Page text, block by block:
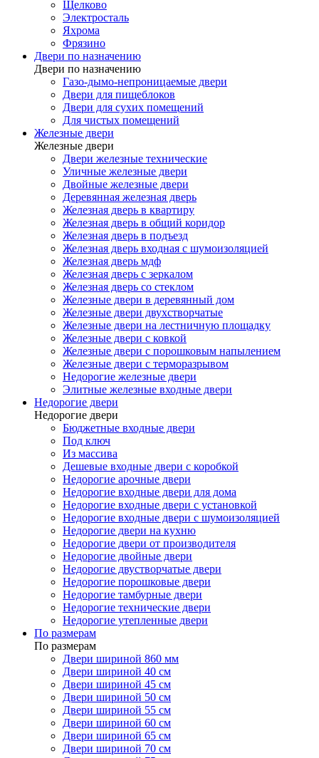
Щелково
Электросталь
Яхрома
Фрязино
Двери по назначению
Двери по назначению
Газо-дымо-непроницаемые двери
Двери для пищеблоков
Двери для сухих помещений
Для чистых помещений
Железные двери
Железные двери
Двери железные технические
Уличные железные двери
Двойные железные двери
Деревянная железная дверь
Железная дверь в квартиру
Железная дверь в общий коридор
Железная дверь в подъезд
Железная дверь входная с шумоизоляцией
Железная дверь мдф
Железная дверь с зеркалом
Железная дверь со стеклом
Железные двери в деревянный дом
Железные двери двухстворчатые
Железные двери на лестничную площадку
Железные двери с ковкой
Железные двери с порошковым напылением
Железные двери с терморазрывом
Недорогие железные двери
Элитные железные входные двери
Недорогие двери
Недорогие двери
Бюджетные входные двери
Под ключ
Из массива
Дешевые входные двери с коробкой
Недорогие арочные двери
Недорогие входные двери для дома
Недорогие входные двери с установкой
Недорогие входные двери с шумоизоляцией
Недорогие двери на кухню
Недорогие двери от производителя
Недорогие двойные двери
Недорогие двустворчатые двери
Недорогие порошковые двери
Недорогие тамбурные двери
Недорогие технические двери
Недорогие утепленные двери
По размерам
По размерам
Двери шириной 860 мм
Двери шириной 40 см
Двери шириной 45 см
Двери шириной 50 см
Двери шириной 55 см
Двери шириной 60 см
Двери шириной 65 см
Двери шириной 70 см